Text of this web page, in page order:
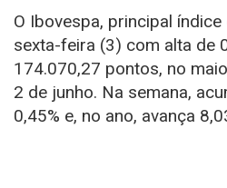
O Ibovespa, principal
sexta-feira (3) com alta de
174.070,27 pontos, no
2 de junho. Na semana,
0,45% e, no ano, avança